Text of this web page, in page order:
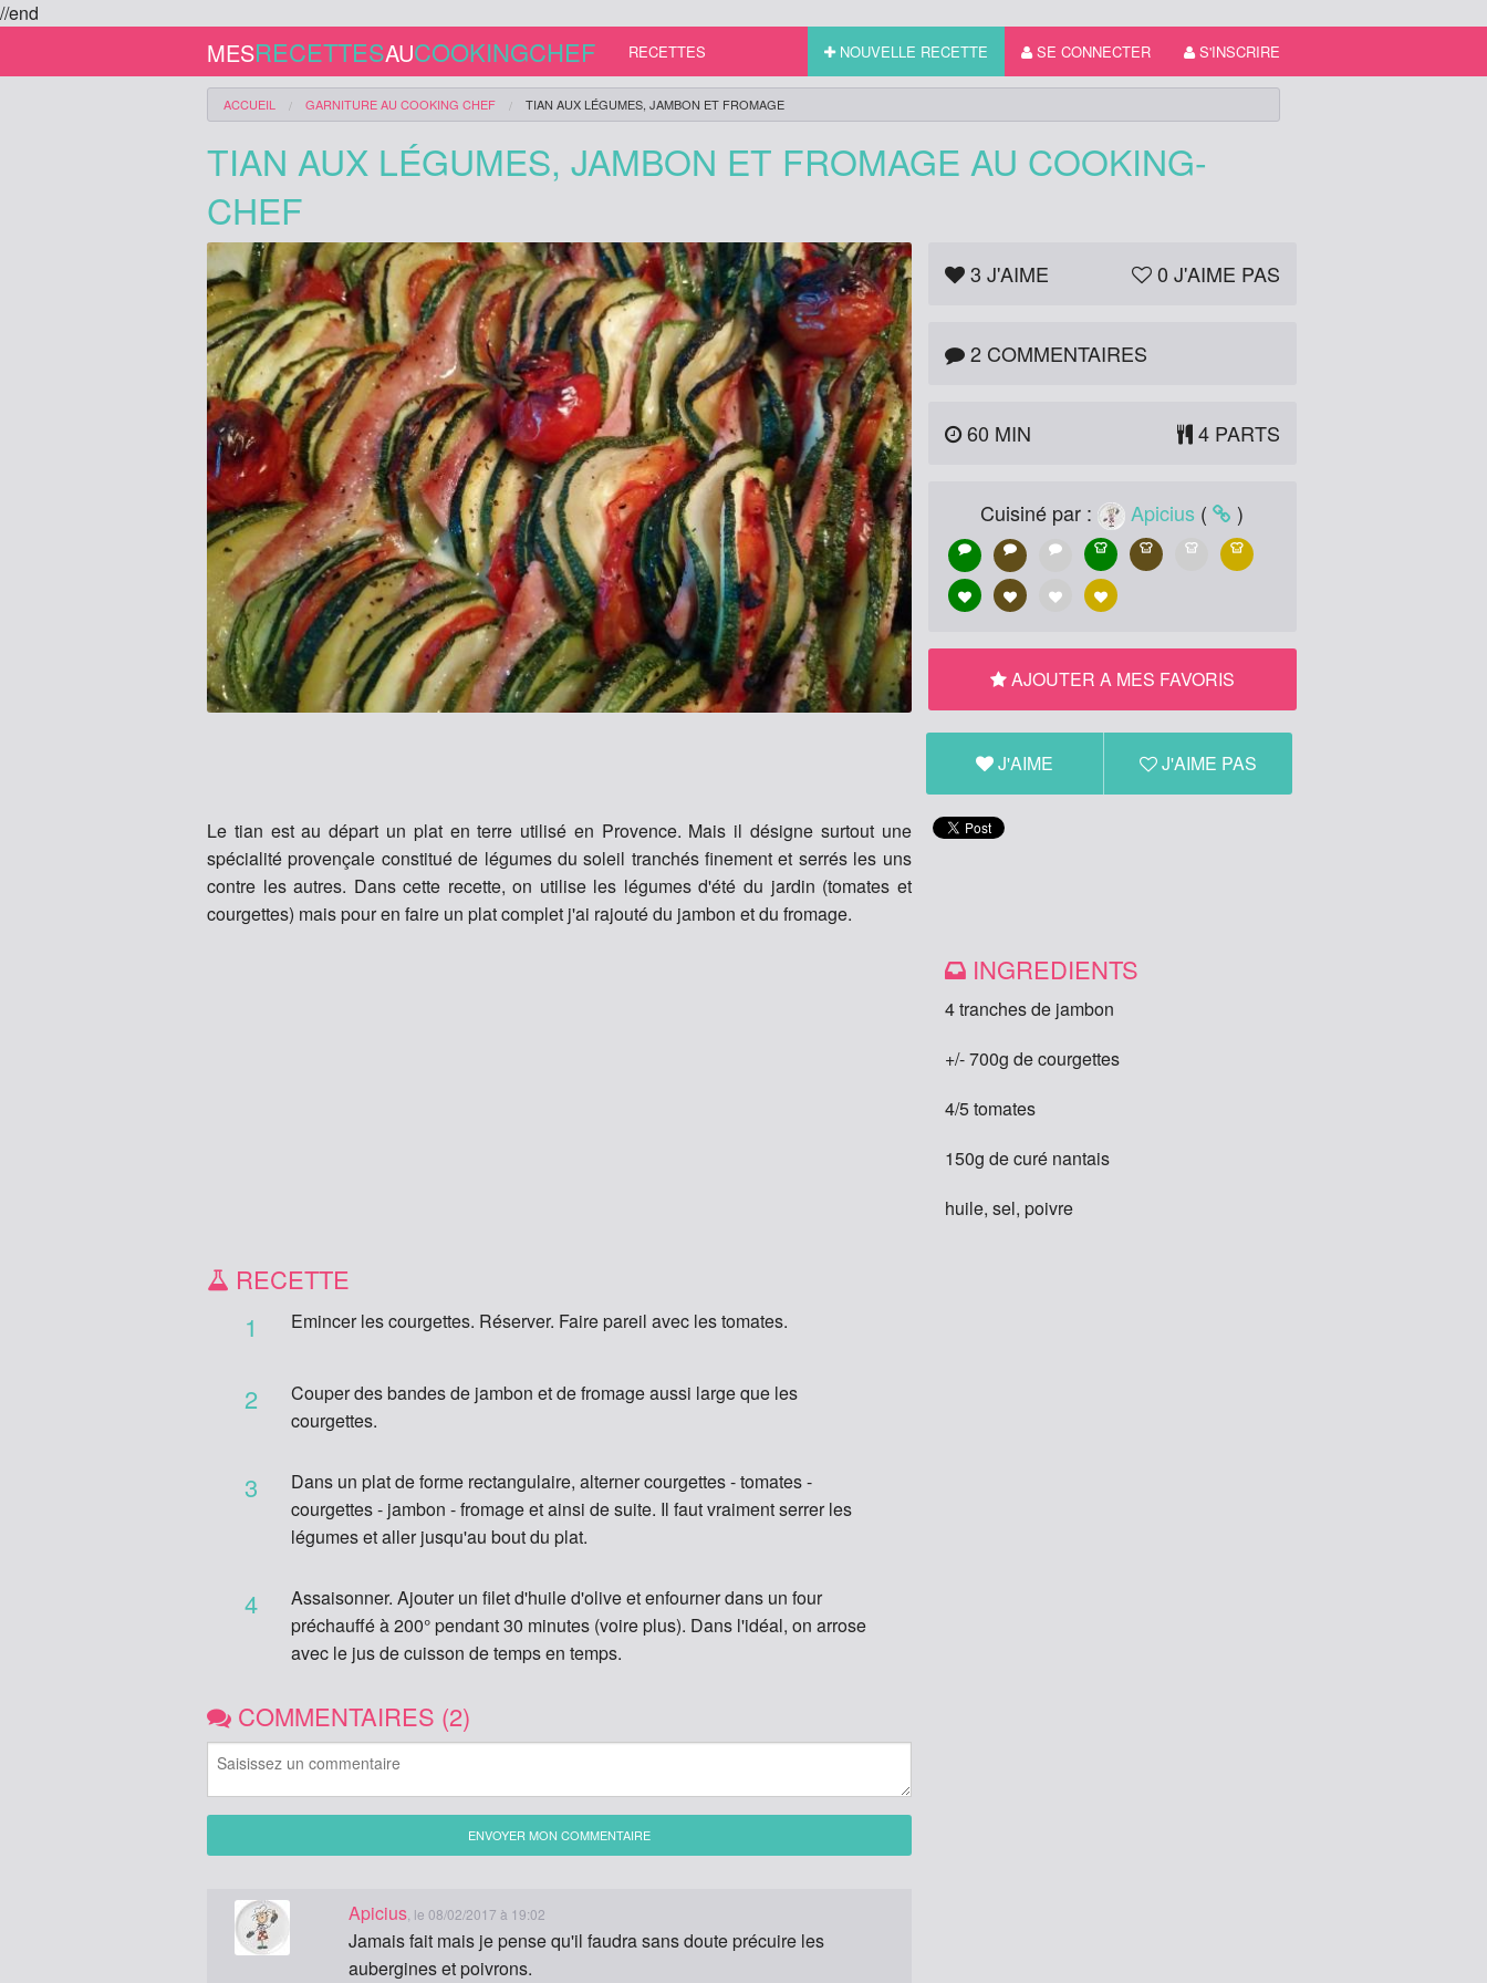
//end
MESRECETTESAUCOOKINGCHEF NOUVELLE RECETTE SE CONNECTER S'INSCRIRE
RECETTES
ACCUEIL GARNITUREAU COOKING CHEF TIAN AUX LÉGUMES, JAMBON ET FROMAGE
TIAN AUX LÉGUMES, JAMBON ET FROMAGE AU COOKING-
CHEF
3 J'AIME 0 J'AIME PAS
2 COMMENTAIRES
60 MIN 4 PARTS
Cuisiné par : Apicius ( )
AJOUTER A MES FAVORIS
J'AIME J'AIME PAS
Le tian est au départ un plat en terre utilisé en Provence. Mais il désigne surtout une
spécialité provençale constitué de légumes du soleil tranchés finement et serrés les uns
contre les autres. Dans cette recette, on utilise les légumes d'été du jardin (tomates et
courgettes) mais pour en faire un plat complet j'ai rajouté du jambon et du fromage.
RECETTE
1
Emincer les courgettes. Réserver. Faire pareil avec les tomates.
2
Couper des bandes de jambon et de fromage aussi large que les
courgettes.
3
Dans un plat de forme rectangulaire, alterner courgettes - tomates -
courgettes - jambon - fromage et ainsi de suite. Il faut vraiment serrer les
légumes et aller jusqu'au bout du plat.
4
Assaisonner. Ajouter un filet d'huile d'olive et enfourner dans un four
préchauffé à 200° pendant 30 minutes (voire plus). Dans l'idéal, on arrose
avec le jus de cuisson de temps en temps.
COMMENTAIRES (2)
ENVOYER MON COMMENTAIRE
Apicius, le 08/02/2017 à 19:02
Jamais fait mais je pense qu'il faudra sans doute précuire les
aubergines et poivrons.
INGREDIENTS
4 tranches de jambon
+/- 700g de courgettes
4/5 tomates
150g de curé nantais
huile, sel, poivre